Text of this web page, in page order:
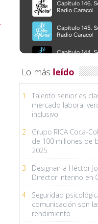
Lo más leído
1
Talento senior es
mercado laboral
inclusivo
2
Grupo RICA Coca-
de 100 millones de
2025
3
Designan a Héctor
Director interino en
4
Seguridad
comunicación son
rendimiento